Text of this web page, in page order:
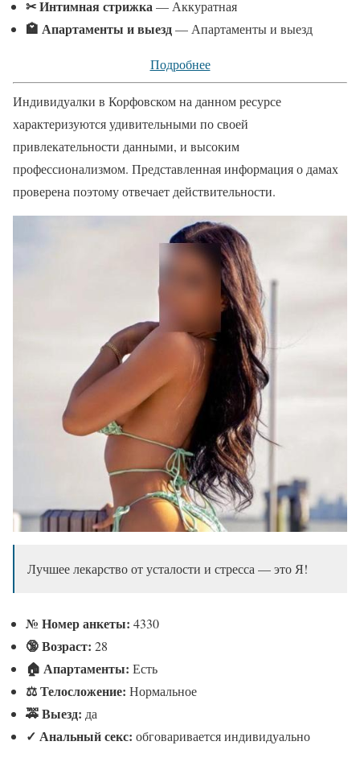
✂ Интимная стрижка— Аккуратная
🏩 Апартаменты и выезд— Апартаменты и выезд
Подробнее
Индивидуалки в Корфовском на данном ресурсе
характеризуются удивительными по своей
привлекательности данными, и высоким
профессионализмом. Представленная информация о дамах
проверена поэтому отвечает действительности.
Лучшее лекарство от усталости и стресса — это Я!
№ Номер анкеты: 4330
🔞 Возраст: 28
🏠 Апартаменты: Есть
⚖ Телосложение: Нормальное
🚕 Выезд: да
✓ Анальный секс: обговаривается индивидуально